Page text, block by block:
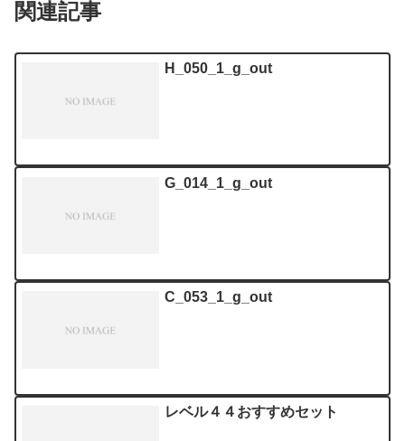
関連記事
H_050_1_g_out
G_014_1_g_out
C_053_1_g_out
レベル４４おすすめセット